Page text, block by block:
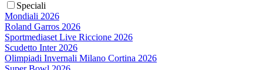
Speciali
Mondiali 2026
Roland Garros 2026
Sportmediaset Live Riccione 2026
Scudetto Inter 2026
Olimpiadi Invernali Milano Cortina 2026